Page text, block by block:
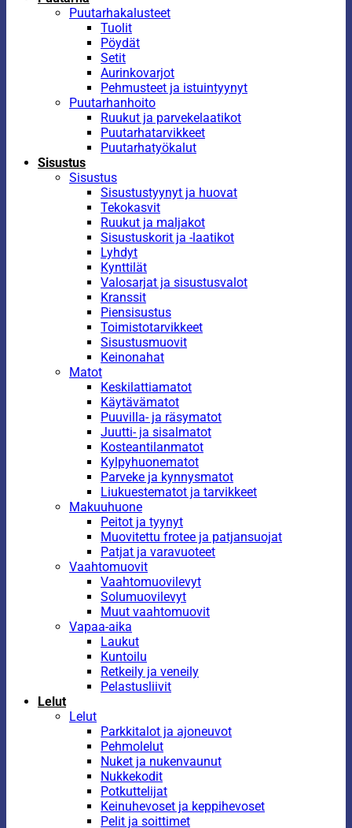
Puutarhakalusteet
Tuolit
Pöydät
Setit
Aurinkovarjot
Pehmusteet ja istuintyynyt
Puutarhanhoito
Ruukut ja parvekelaatikot
Puutarhatarvikkeet
Puutarhatyökalut
Sisustus
Sisustus
Sisustustyynyt ja huovat
Tekokasvit
Ruukut ja maljakot
Sisustuskorit ja -laatikot
Lyhdyt
Kynttilät
Valosarjat ja sisustusvalot
Kranssit
Piensisustus
Toimistotarvikkeet
Sisustusmuovit
Keinonahat
Matot
Keskilattiamatot
Käytävämatot
Puuvilla- ja räsymatot
Juutti- ja sisalmatot
Kosteantilanmatot
Kylpyhuonematot
Parveke ja kynnysmatot
Liukuestematot ja tarvikkeet
Makuuhuone
Peitot ja tyynyt
Muovitettu frotee ja patjansuojat
Patjat ja varavuoteet
Vaahtomuovit
Vaahtomuovilevyt
Solumuovilevyt
Muut vaahtomuovit
Vapaa-aika
Laukut
Kuntoilu
Retkeily ja veneily
Pelastusliivit
Lelut
Lelut
Parkkitalot ja ajoneuvot
Pehmolelut
Nuket ja nukenvaunut
Nukkekodit
Potkuttelijat
Keinuhevoset ja keppihevoset
Pelit ja soittimet